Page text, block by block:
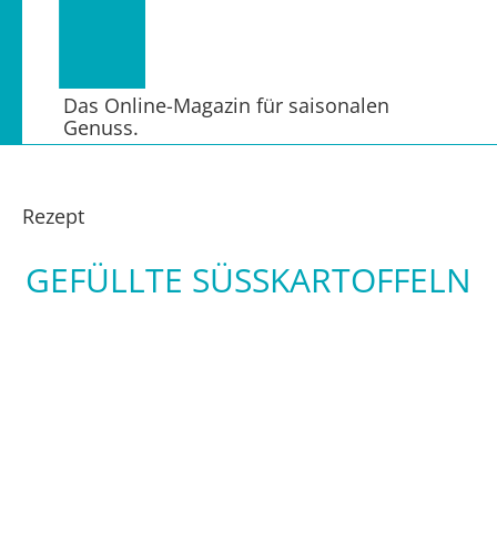
Das Online-Magazin für saisonalen
Genuss.
Rezept
GEFÜLLTE SÜSSKARTOFFELN